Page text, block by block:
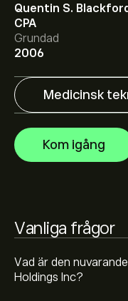
Quentin S.
CPA
Grundad
2006
Medicinsk
Kom igång
Vanliga frågor
Vad är den
Holdings Inc?
Det genomsnittliga
är 127.84‎$‎.
detaljerade
framstående
Aktieanalytiker
Holdings Inc baserat
rapporter och
prognosen för
Börsvärdet för
Baserat på
IRTC de senaste 3